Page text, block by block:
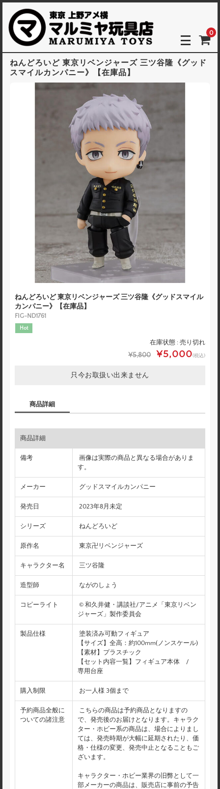
0
ねんどろいど 東京リベンジャーズ 三ツ谷隆《グッド
スマイルカンパニー》【在庫品】
ねんどろいど 東京リベンジャーズ 三ツ谷隆《グッドスマイル
カンパニー》【在庫品】
FIG-ND1761
Hot
在庫状態 : 売り切れ
¥5,800 ¥5,000(税込)
只今お取扱い出来ません
商品詳細
商品詳細
備考
画像は実際の商品と異なる場合がありま
す。
メーカー グッドスマイルカンパニー
発売日 2023年8月未定
シリーズ ねんどろいど
原作名 東京卍リベンジャーズ
キャラクター名 三ツ谷隆
造型師 ながのしょう
コピーライト
© 和久井健・講談社/アニメ「東京リベン
ジャーズ」製作委員会
製品仕様
塗装済み可動フィギュア
【サイズ】全高：約100mm(ノンスケール)
【素材】プラスチック
【セット内容一覧】フィギュア本体 /
専用台座
購入制限 お一人様 3個まで
予約商品全般に
ついての諸注意
こちらの商品は予約商品となりますの
で、発売後のお届けとなります。キャラク
ター・ホビー系の商品は、場合によりまし
ては、発売時期が大幅に延期されたり、価
格・仕様の変更、発売中止となることもご
ざいます。
キャラクター・ホビー業界の旧弊として一
部メーカーの商品は、販売店に事前の予告